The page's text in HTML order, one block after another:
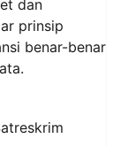
dan
prinsip
benar-benar